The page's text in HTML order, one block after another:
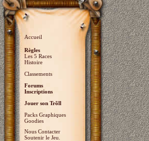
Accueil
Règles
Les 5 Races
Histoire
Classements
Forums
Inscriptions
Jouer son Trõll
Packs Graphiques
Goodies
Nous Contacter
Soutenir le Jeu.